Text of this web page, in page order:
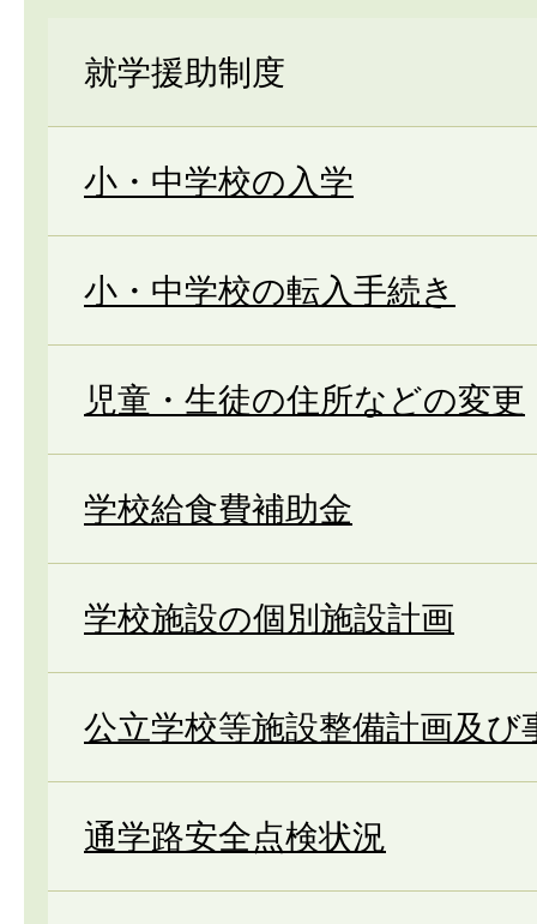
就学援助制度
小・中学校の入学
小・中学校の転入手続き
児童・生徒の住所などの変更
学校給食費補助金
学校施設の個別施設計画
公立学校等施設整備計画及び
通学路安全点検状況